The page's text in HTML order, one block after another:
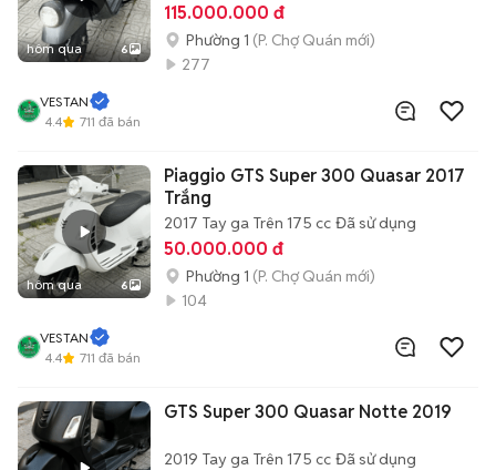
hôm qua 6
115.000.000 đ
Phường 1 (P. Chợ Quán mới)
277
VESTAN
4.4
711 đã bán
hôm qua 6
Piaggio GTS Super 300 Quasar 2017
Trắng
2017 Tay ga Trên 175 cc Đã sử dụng
50.000.000 đ
Phường 1 (P. Chợ Quán mới)
104
VESTAN
4.4
711 đã bán
GTS Super 300 Quasar Notte 2019
2019 Tay ga Trên 175 cc Đã sử dụng